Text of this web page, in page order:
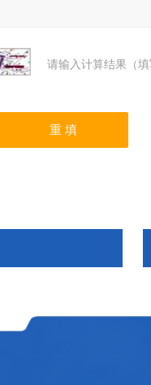
请输入计算结果（